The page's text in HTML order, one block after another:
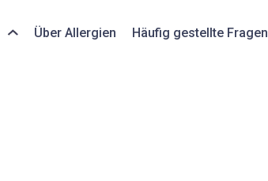
Über Allergien Häufig gestellte Fragen